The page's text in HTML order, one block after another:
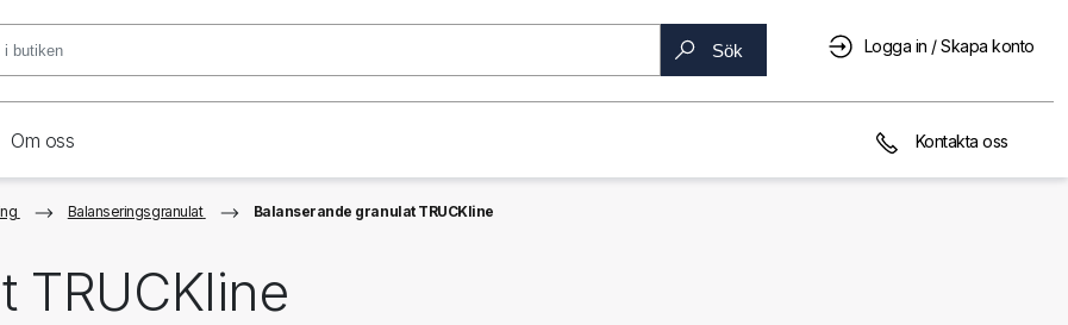
Sök Logga in / Skapa konto
Om oss Kontakta oss
Balanseringsgranulat Balanserande granulat TRUCKline
TRUCKline